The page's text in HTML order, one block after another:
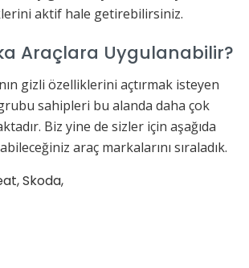
aktif hale getirebilirsiniz.
Araçlara Uygulanabilir?
gizli özelliklerini açtırmak isteyen
sahipleri bu alanda daha çok
Biz yine de sizler için aşağıda
araç markalarını sıraladık.
Skoda,